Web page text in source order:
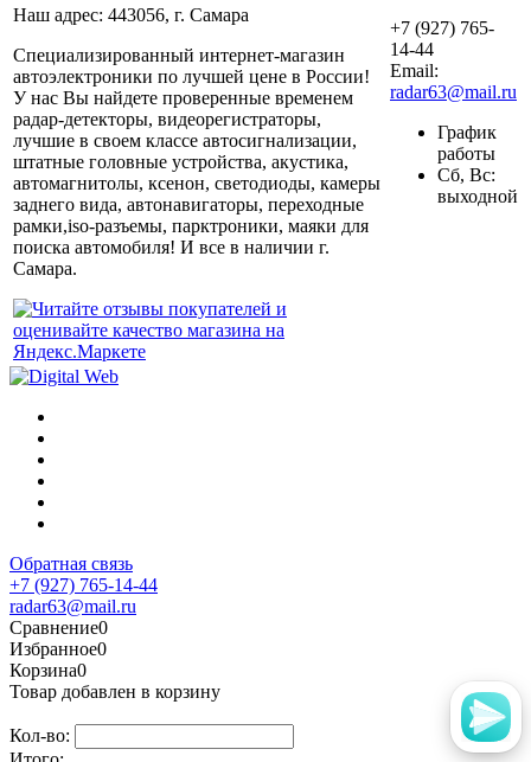
Наш адрес: 443056, г. Самара
Специализированный интернет-магазин
автоэлектроники по лучшей цене в России!
У нас Вы найдете проверенные временем
радар-детекторы, видеорегистраторы,
лучшие в своем классе автосигнализации,
штатные головные устройства, акустика,
автомагнитолы, ксенон, светодиоды, камеры
заднего вида, автонавигаторы, переходные
рамки,iso-разъемы, парктроники, маяки для
поиска автомобиля! И все в наличии г.
Самара.
+7 (927) 765-
14-44
Email:
radar63@mail.ru
График
работы
Сб, Вс:
выходной
Обратная связь
+7 (927) 765-14-44
radar63@mail.ru
Сравнение0
Избранное0
Корзина0
Товар добавлен в корзину
Кол-во: